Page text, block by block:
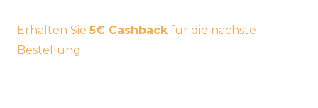
Erhalten Sie 5€ Cashbackfür die nächste
Bestellung